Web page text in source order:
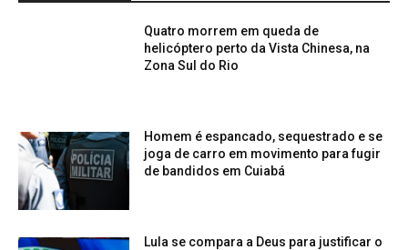
Quatro morrem em queda de
helicóptero perto da Vista Chinesa, na
Zona Sul do Rio
Homem é espancado, sequestrado e se
joga de carro em movimento para fugir
de bandidos em Cuiabá
Lula se compara a Deus para justificar o